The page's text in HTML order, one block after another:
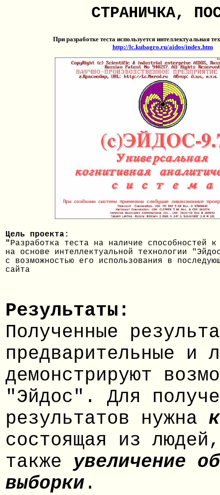
СТРАНИЧКА,
При разработке теста используется интеллектуальная
http://lc.kubagro.ru/aidos/index.htm
Цель проекта:
"Разработка теста на наличие способностей к
на основе интеллектуальной технологии
с возможностью его использования в
сайта
Результаты:
Полученные
предварительные и
демонстрируют
"Эйдос". Для
результатов нужна
состоящая из
также увеличение
выборки .